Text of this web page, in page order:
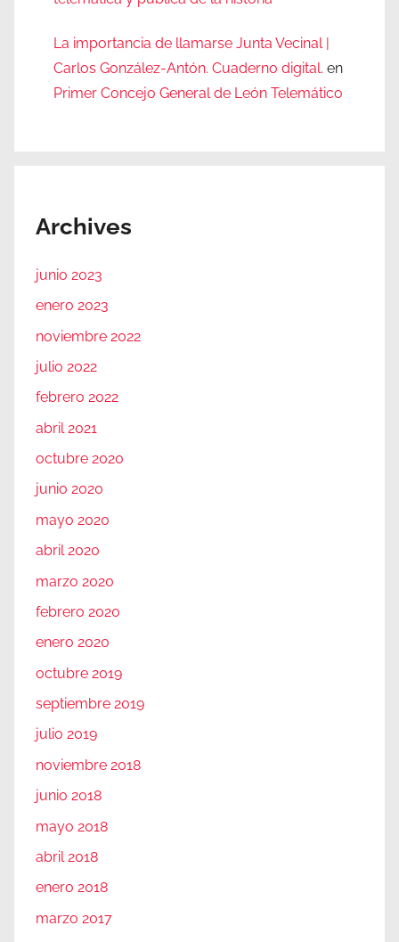
La importancia de llamarse Junta Vecinal |
Carlos González-Antón. Cuaderno digital. en
Primer Concejo General de León Telemático
Archives
junio 2023
enero 2023
noviembre 2022
julio 2022
febrero 2022
abril 2021
octubre 2020
junio 2020
mayo 2020
abril 2020
marzo 2020
febrero 2020
enero 2020
octubre 2019
septiembre 2019
julio 2019
noviembre 2018
junio 2018
mayo 2018
abril 2018
enero 2018
marzo 2017